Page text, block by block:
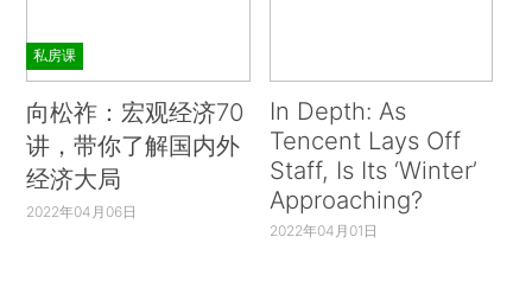
私房课
向松祚：宏观经济70
讲，带你了解国内外
经济大局
2022年04月06日
In Depth: As
Tencent Lays Off
Staff, Is Its ‘Winter’
Approaching?
2022年04月01日